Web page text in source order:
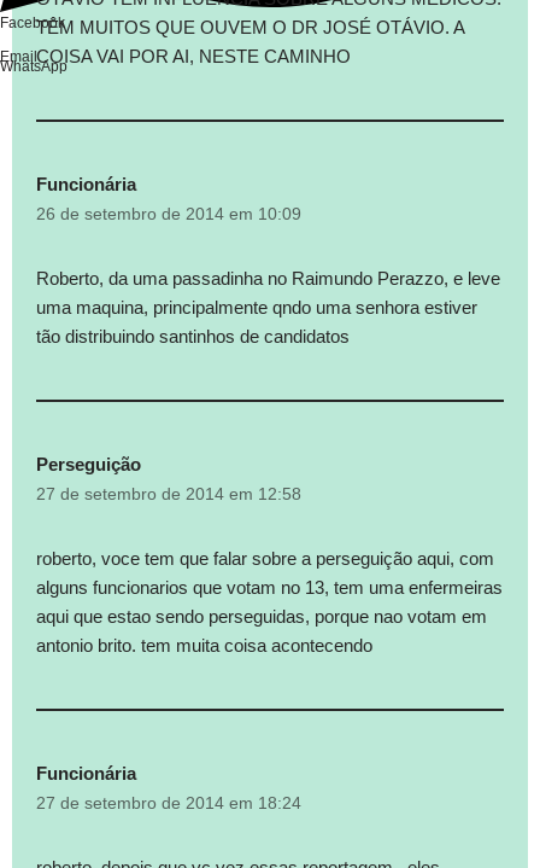
WhatsApp
Facebook
Email
TÊM MUITOS QUE OUVEM O DR JOSÉ OTÁVIO. A
COISA VAI POR AI, NESTE CAMINHO
Funcionária
26 de setembro de 2014 em 10:09
Roberto, da uma passadinha no Raimundo Perazzo, e leve
uma maquina, principalmente qndo uma senhora estiver
tão distribuindo santinhos de candidatos
Perseguição
27 de setembro de 2014 em 12:58
roberto, voce tem que falar sobre a perseguição aqui, com
alguns funcionarios que votam no 13, tem uma enfermeiras
aqui que estao sendo perseguidas, porque nao votam em
antonio brito. tem muita coisa acontecendo
Funcionária
27 de setembro de 2014 em 18:24